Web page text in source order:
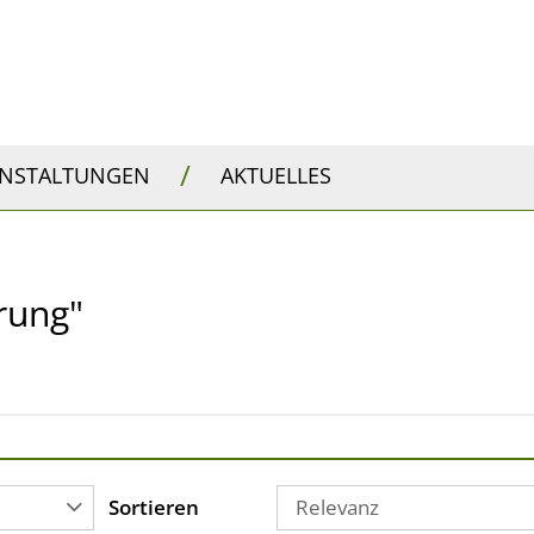
/ AKTUELLES
Sortieren Relevanz